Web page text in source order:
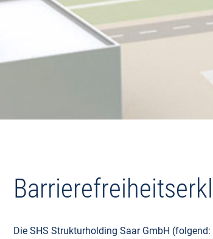
Die SHS Strukturholding Saar GmbH